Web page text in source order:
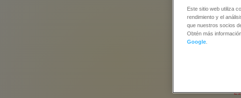
Este sitio web utiliza
rendimiento y el
que nuestros socios
Obtén más
Google